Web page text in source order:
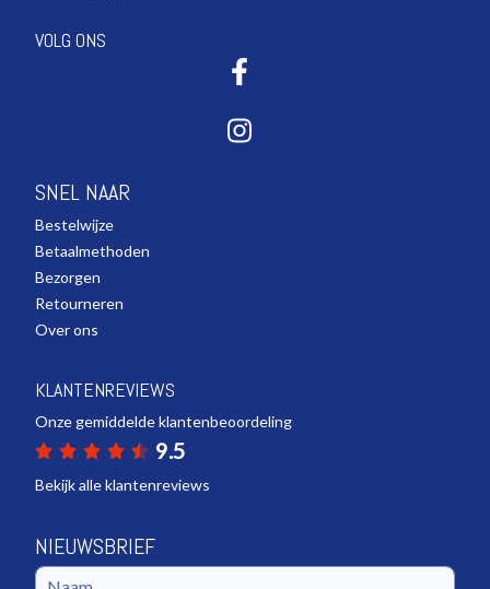
VOLG ONS
SNEL NAAR
Bestelwijze
Betaalmethoden
Bezorgen
Retourneren
Over ons
KLANTENREVIEWS
Onze gemiddelde klantenbeoordeling
9.5
Bekijk alle klantenreviews
NIEUWSBRIEF